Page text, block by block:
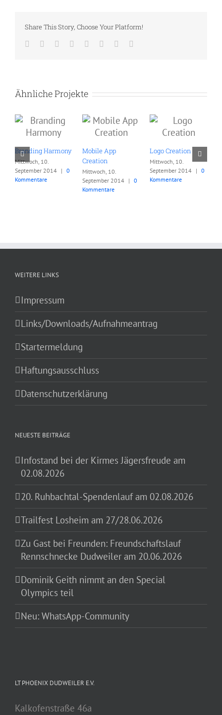
Share This Story, Choose Your Platform!
Facebook
TwitterReddit LinkedIn
TumblrPinterest
Ähnliche Projekte
Branding Harmony
Mittwoch, 10.
September 2014 | 0
Kommentare
Mobile App
Creation
Mittwoch, 10.
September 2014 | 0
Kommentare
Logo Creation
Mittwoch, 10.
September 2014 | 0
Kommentare
WEITERE LINKS
Impressum
Links/Downloads/Aufnahmeantrag
Startermeldung
Haftungsausschluss
Datenschutzerklärung
NEUESTE BEITRÄGE
Infostand bei der Kirmes Jägersfreude am
02.08.2026
20. Ruhbachtal-Spendenlauf am 02.08.2026
Trailfest Losheim am 27/28.06.2026
Zu Gast bei Freunden: Freundschaftslauf
Rennschnecke Dudweiler am 20.06.2026
Dominik Geith nimmt an den Special
Olympics teil
Neu: WhatsApp-Community
LT PHOENIX DUDWEILER E.V.
Kalkofenstraße 46a